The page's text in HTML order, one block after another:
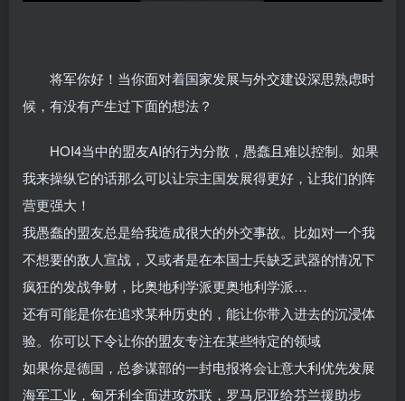
将军你好！当你面对着国家发展与外交建设深思熟虑时
候，有没有产生过下面的想法？
HOI4当中的盟友AI的行为分散，愚蠢且难以控制。如果
我来操纵它的话那么可以让宗主国发展得更好，让我们的阵
营更强大！
我愚蠢的盟友总是给我造成很大的外交事故。比如对一个我
不想要的敌人宣战，又或者是在本国士兵缺乏武器的情况下
疯狂的发战争财，比奥地利学派更奥地利学派…
还有可能是你在追求某种历史的，能让你带入进去的沉浸体
验。你可以下令让你的盟友专注在某些特定的领域
如果你是德国，总参谋部的一封电报将会让意大利优先发展
海军工业，匈牙利全面进攻苏联，罗马尼亚给芬兰援助步